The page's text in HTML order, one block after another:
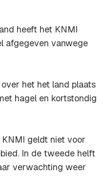
heeft het KNMI
afgegeven vanwege
het het land plaats
hagel en kortstondig
geldt niet voor
In de tweede helft
verwachting weer